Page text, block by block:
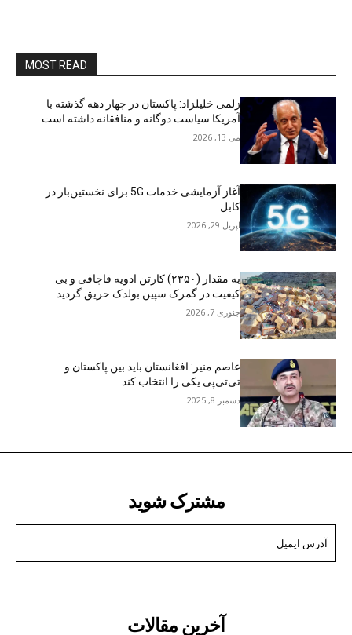
MOST READ
زلمی خلیلزاد: پاکستان در چهار دهه گذشته با
آمریکا سیاست دوگانه و منافقانه داشته است
می 13, 2026
آغاز آزمایشی خدمات 5G برای نخستین‌بار در
کابل
اپریل 29, 2026
به مقدار (۲۳۵۰) کارتن ادویه قاچاقی و بی
کیفیت در گمرک سپین بولدک حریق گردید
جنوری 7, 2026
عاصم منیر: افغانستان باید بین پاکستان و
تی‌تی‌پی یکی را انتخاب کند
دسمبر 8, 2025
مشترک شوید
آخرین مقالات